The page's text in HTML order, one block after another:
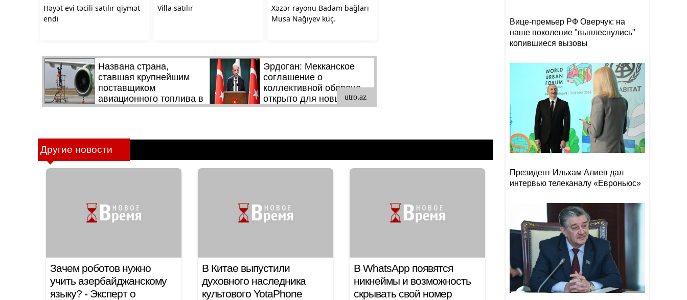
Другие новости
Зачем роботов нужно
учить азербайджанскому
языку? - Эксперт о
В Китае выпустили
духовного наследника
культового YotaPhone
В WhatsApp появятся
никнеймы и возможность
скрывать свой номер
Вице-премьер РФ Оверчук: на
наше поколение "выплеснулись"
копившиеся вызовы
Президент Ильхам Алиев дал
интервью телеканалу «Евроньюс»